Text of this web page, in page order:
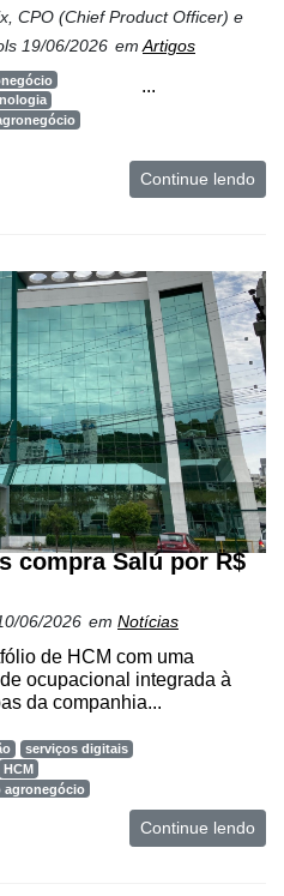
CPO (Chief Product Officer) e
19/06/2026 em Artigos
...
Continue lendo
compra Salú por R$
06/2026 em Notícias
de HCM com uma
ocupacional integrada à
da companhia...
serviços digitais
HCM
agronegócio
Continue lendo